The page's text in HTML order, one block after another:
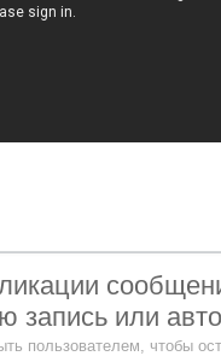
запись или
пользователем, чтобы